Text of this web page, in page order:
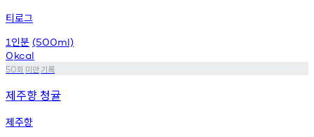
티로그
1 인분 (500ml)
0kcal
50회 미만기록
제주향 청귤
제주향